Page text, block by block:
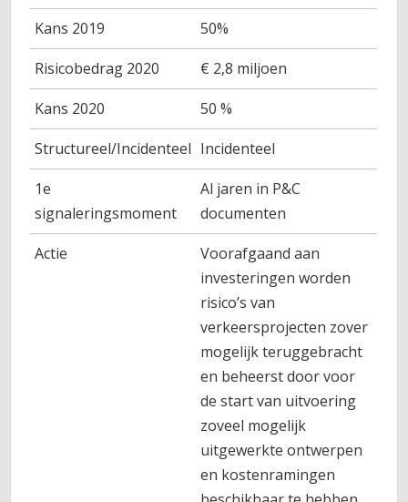
Kans 2019
50%
Risicobedrag 2020
€ 2,8 miljoen
Kans 2020
50 %
Structureel/Incidenteel Incidenteel
1e
signaleringsmoment
Al jaren in P&C
documenten
Actie
Voorafgaand aan
investeringen worden
risico’s van
verkeersprojecten zover
mogelijk teruggebracht
en beheerst door voor
de start van uitvoering
zoveel mogelijk
uitgewerkte ontwerpen
en kostenramingen